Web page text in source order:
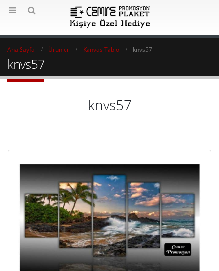
Ana Sayfa Ürünler Kanvas Tablo knvs57
knvs57
knvs57